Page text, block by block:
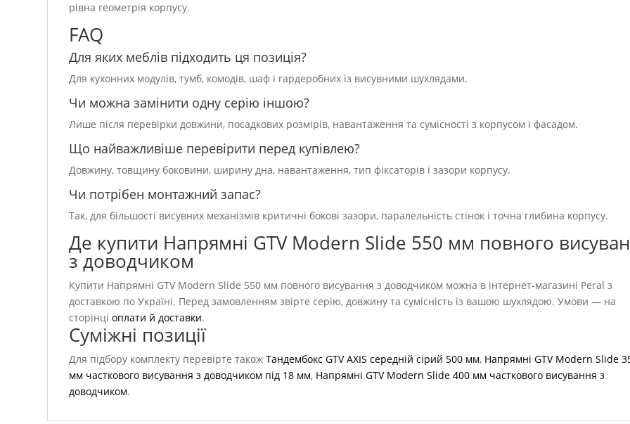
рівна геометрія корпусу.
FAQ
Для яких меблів підходить ця позиція?
Для кухонних модулів, тумб, комодів, шаф і гардеробних із висувними шухлядами.
Чи можна замінити одну серію іншою?
Лише після перевірки довжини, посадкових розмірів, навантаження та сумісності з корпусом і фасадом.
Що найважливіше перевірити перед купівлею?
Довжину, товщину боковини, ширину дна, навантаження, тип фіксаторів і зазори корпусу.
Чи потрібен монтажний запас?
Так, для більшості висувних механізмів критичні бокові зазори, паралельність стінок і точна глибина корпусу.
Де купити Напрямні GTV Modern Slide 550 мм повного
з доводчиком
Купити Напрямні GTV Modern Slide 550 мм повного висування з доводчиком можна в інтернет-магазині Peral з
доставкою по Україні. Перед замовленням звірте серію, довжину та сумісність із вашою шухлядою. Умови — на
сторінціоплати й доставки.
Суміжні позиції
Для підбору комплекту перевірте такожТандембокс GTV AXIS середній сірий 500 мм, Напрямні GTV Modern Slide
мм часткового висування з доводчиком під 18 мм, Напрямні GTV Modern Slide 400 мм часткового висування з
доводчиком.